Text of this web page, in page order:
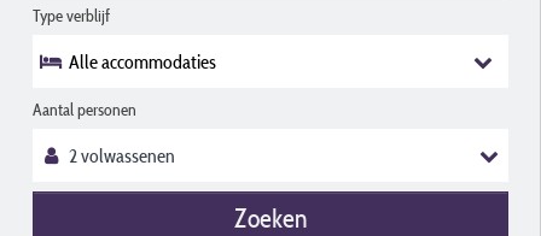
Type verblijf
Alle accommodaties
Aantal personen
Zoeken